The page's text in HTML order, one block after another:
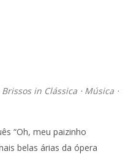
in Clássica ⋅ Música ⋅
“Oh, meu paizinho
belas árias da ópera